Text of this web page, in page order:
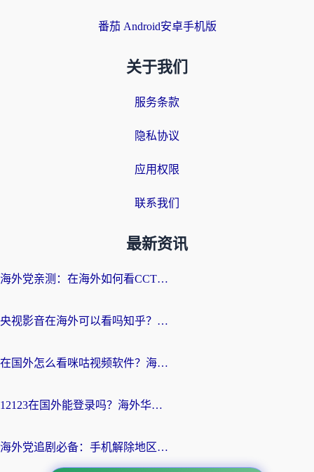
番茄 Android安卓手机版
关于我们
服务条款
隐私协议
应用权限
联系我们
最新资讯
海外党亲测：在海外如何看CCTV？告别“仅限大陆播放”的实用指南
央视影音在海外可以看吗知乎？留学生亲测：3步解决地域限制+追剧自由
在国外怎么看咪咕视频软件？海外党亲测有效的回国加速方案
12123在国外能登录吗？海外华人必看的回国加速实用指南
海外党追剧必备：手机解除地区限制app怎么选？解决央视视频&国内剧地区限制全指南